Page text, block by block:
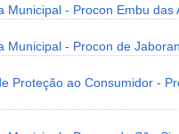
Municipal - Procon Embu das
Municipal - Procon de
Proteção ao Consumidor -